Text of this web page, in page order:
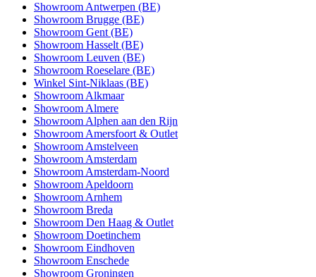
Showroom Antwerpen (BE)
Showroom Brugge (BE)
Showroom Gent (BE)
Showroom Hasselt (BE)
Showroom Leuven (BE)
Showroom Roeselare (BE)
Winkel Sint-Niklaas (BE)
Showroom Alkmaar
Showroom Almere
Showroom Alphen aan den Rijn
Showroom Amersfoort & Outlet
Showroom Amstelveen
Showroom Amsterdam
Showroom Amsterdam-Noord
Showroom Apeldoorn
Showroom Arnhem
Showroom Breda
Showroom Den Haag & Outlet
Showroom Doetinchem
Showroom Eindhoven
Showroom Enschede
Showroom Groningen